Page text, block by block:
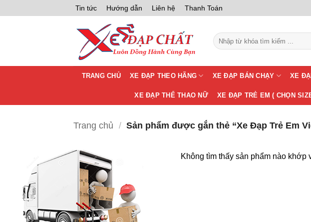
qua
Tin tức Hướng dẫn Liên hệ Thanh Toán
Tìm
kiếm:
TRANG CHỦ XE ĐẠP THEO HÃNG XE ĐẠP BÁN CHẠY XE
XE ĐẠP THỂ THAO NỮ XE ĐẠP TRẺ EM ( CHỌN
Trang chủ / Sản phẩm được gắn thẻ “Xe Đạp Trẻ Em
Không tìm thấy sản phẩm nào khớp